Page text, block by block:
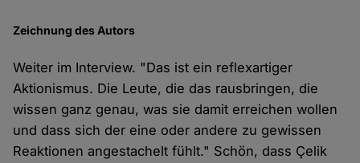
Zeichnung des Autors
Weiter im Interview. "Das ist ein reflexartiger
Aktionismus. Die Leute, die das rausbringen, die
wissen ganz genau, was sie damit erreichen wollen
und dass sich der eine oder andere zu gewissen
Reaktionen angestachelt fühlt." Schön, dass Çelik